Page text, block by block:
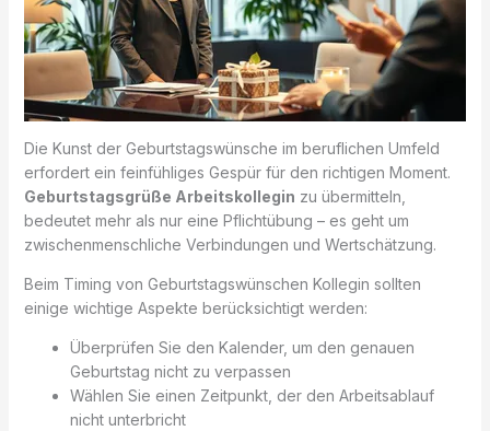
Die Kunst der Geburtstagswünsche im beruflichen Umfeld
erfordert ein feinfühliges Gespür für den richtigen Moment.
Geburtstagsgrüße Arbeitskollegin zu übermitteln,
bedeutet mehr als nur eine Pflichtübung – es geht um
zwischenmenschliche Verbindungen und Wertschätzung.
Beim Timing von Geburtstagswünschen Kollegin sollten
einige wichtige Aspekte berücksichtigt werden:
Überprüfen Sie den Kalender, um den genauen
Geburtstag nicht zu verpassen
Wählen Sie einen Zeitpunkt, der den Arbeitsablauf
nicht unterbricht